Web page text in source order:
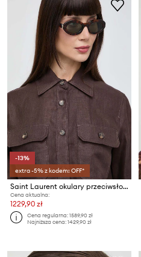
-13%
extra -5% z kodem: OFF*
Saint Laurent okulary przeciwsłoneczne
Cena aktualna:
1229,90 zł
Cena regularna:1589,90 zł
Najniższa cena:1429,90 zł